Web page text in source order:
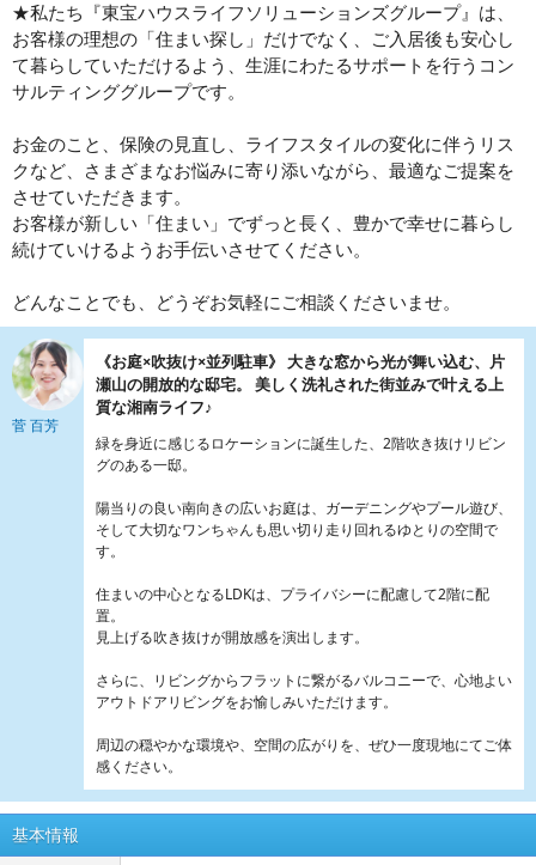
★私たち『東宝ハウスライフソリューションズグループ』は、
お客様の理想の「住まい探し」だけでなく、ご入居後も安心し
て暮らしていただけるよう、生涯にわたるサポートを行うコン
サルティンググループです。
お金のこと、保険の見直し、ライフスタイルの変化に伴うリス
クなど、さまざまなお悩みに寄り添いながら、最適なご提案を
させていただきます。
お客様が新しい「住まい」でずっと長く、豊かで幸せに暮らし
続けていけるようお手伝いさせてください。
どんなことでも、どうぞお気軽にご相談くださいませ。
菅 百芳
《お庭×吹抜け×並列駐車》 大きな窓から光が舞い込む、片
瀬山の開放的な邸宅。 美しく洗礼された街並みで叶える上
質な湘南ライフ♪
緑を身近に感じるロケーションに誕生した、2階吹き抜けリビン
グのある一邸。
陽当りの良い南向きの広いお庭は、ガーデニングやプール遊び、
そして大切なワンちゃんも思い切り走り回れるゆとりの空間で
す。
住まいの中心となるLDKは、プライバシーに配慮して2階に配
置。
見上げる吹き抜けが開放感を演出します。
さらに、リビングからフラットに繋がるバルコニーで、心地よい
アウトドアリビングをお愉しみいただけます。
周辺の穏やかな環境や、空間の広がりを、ぜひ一度現地にてご体
感ください。
基本情報